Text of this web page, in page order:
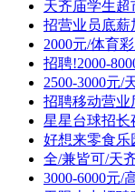
天齐庙学生超
招营业员底薪
2000元/体育
招聘!2000-
2500-3000元/
招聘移动营业
星星台球招长
好想来零食乐
全/兼皆可/天
3000-6000元/